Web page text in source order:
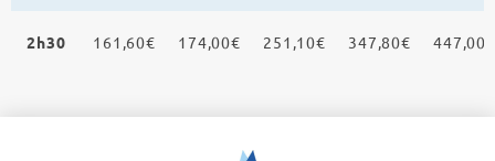
2h30 161,60€ 174,00€ 251,10€ 347,80€ 447,00€